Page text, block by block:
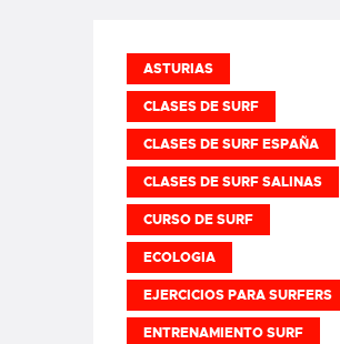
ASTURIAS
CLASES DE SURF
CLASES DE SURF ESPAÑA
CLASES DE SURF SALINAS
CURSO DE SURF
ECOLOGIA
EJERCICIOS PARA SURFERS
ENTRENAMIENTO SURF